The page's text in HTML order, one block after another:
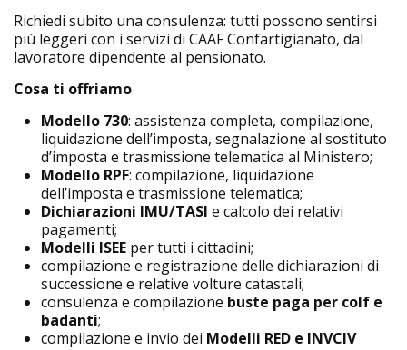
Richiedi subito una consulenza: tutti possono sentirsi
più leggeri con i servizi di CAAF Confartigianato, dal
lavoratore dipendente al pensionato.
Cosa ti offriamo
Modello 730: assistenza completa, compilazione,
liquidazione dell’imposta, segnalazione al sostituto
d’imposta e trasmissione telematica al Ministero;
Modello RPF: compilazione, liquidazione
dell’imposta e trasmissione telematica;
Dichiarazioni IMU/TASI e calcolo dei relativi
pagamenti;
Modelli ISEE per tutti i cittadini;
compilazione e registrazione delle dichiarazioni di
successione e relative volture catastali;
consulenza e compilazione buste paga per colf e
badanti;
compilazione e invio dei Modelli RED e INVCIV